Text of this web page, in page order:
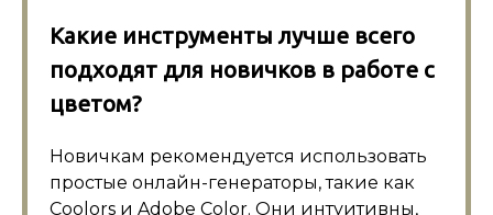
Какие инструменты лучше всего
подходят для новичков в работе с
цветом?
Новичкам рекомендуется использовать
простые онлайн-генераторы, такие как
Coolors и Adobe Color. Они интуитивны,